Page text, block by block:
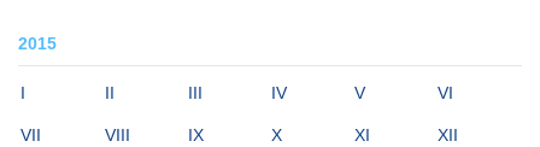
2015
I II III IV V VI
VII VIII IX X XI XII